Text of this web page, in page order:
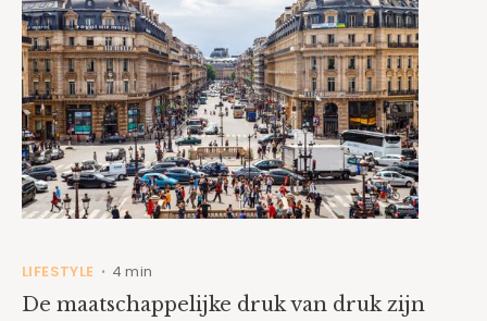
LIFESTYLE • 4 min
De maatschappelijke druk van druk zijn